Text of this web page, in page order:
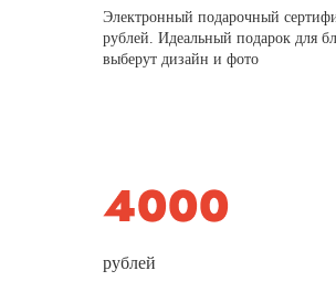
Электронный подарочный
рублей. Идеальный подарок для
выберут дизайн и фото
рублей